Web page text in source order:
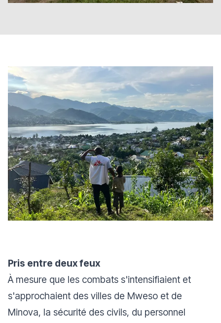
Pris entre deux feux
À mesure que les combats s'intensifiaient et
s'approchaient des villes de Mweso et de
Minova, la sécurité des civils, du personnel